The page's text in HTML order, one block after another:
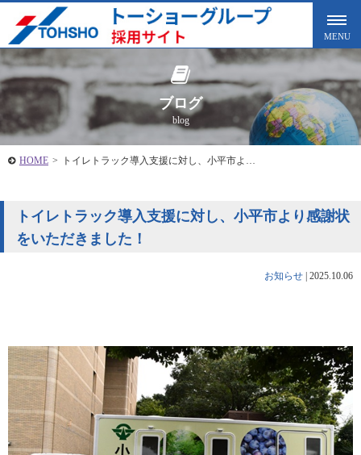
ブログ
blog
HOME > トイレトラック導入支援に対し、小平市よ…
トイレトラック導入支援に対し、小平市より感謝状
をいただきました！
お知らせ 2025.10.06